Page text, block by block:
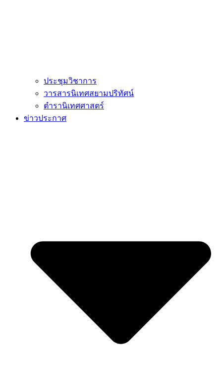
ประชุมวิชาการ
วารสารนิเทศสยามปริทัศน์
ตำรานิเทศศาสตร์
ข่าวประกาศ